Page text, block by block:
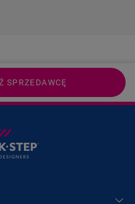
SPRZEDAWCĘ